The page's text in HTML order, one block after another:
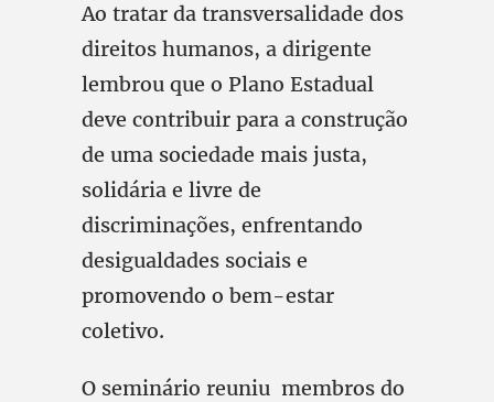
Ao tratar da transversalidade dos
direitos humanos, a dirigente
lembrou que o Plano Estadual
deve contribuir para a construção
de uma sociedade mais justa,
solidária e livre de
discriminações, enfrentando
desigualdades sociais e
promovendo o bem-estar
coletivo.
O seminário reuniu membros do